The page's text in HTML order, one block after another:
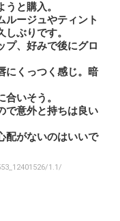
と購入。
ルージュやティント
ぶりです。
プ、好みで後にグロ
にくっつく感じ。暗
いそう。
で意外と持ちは良い
配がないのはいいで
1.1/